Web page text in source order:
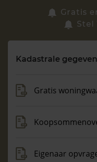
Zoek een woning
Maandag t/m vrijdag -
Gratis
Stel
Kadastrale
Gratis
Eigenaar